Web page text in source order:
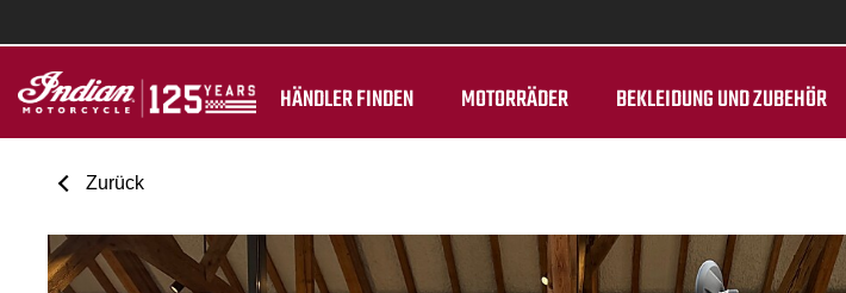
HÄNDLER FINDEN MOTORRÄDER BEKLEIDUNG UND ZUBEHÖR
Zurück